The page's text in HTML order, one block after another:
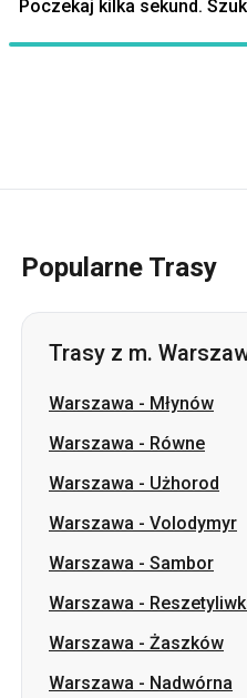
Warszawa Młynów
Warszawa-Użhorod
Warszawa-Volodymyr
Warszawa-Sambor
Warszawa-Reszetyliwka
Warszawa-Żaszków
Warszawa-Nadwórna
Warszawa-Romny
Warszawa-Bucza